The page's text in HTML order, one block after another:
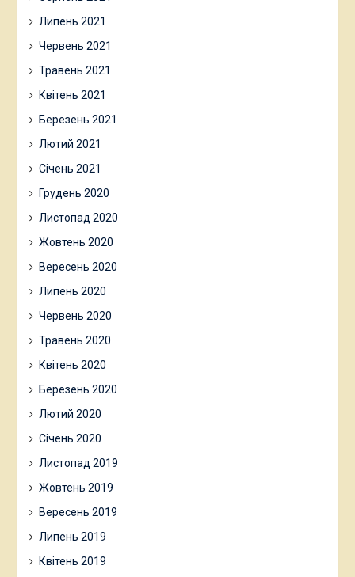
Липень 2021
Червень 2021
Травень 2021
Квітень 2021
Березень 2021
Лютий 2021
Січень 2021
Грудень 2020
Листопад 2020
Жовтень 2020
Вересень 2020
Липень 2020
Червень 2020
Травень 2020
Квітень 2020
Березень 2020
Лютий 2020
Січень 2020
Листопад 2019
Жовтень 2019
Вересень 2019
Липень 2019
Квітень 2019